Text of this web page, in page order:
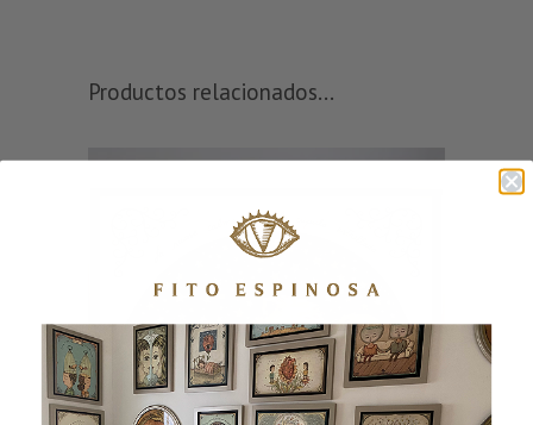
Productos relacionados...